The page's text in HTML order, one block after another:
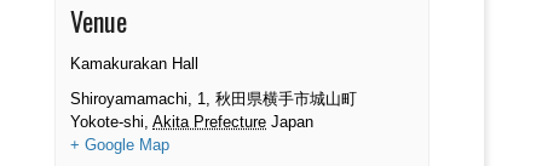
Venue
Kamakurakan Hall
Shiroyamamachi, 1, 秋田県横手市城山町
Yokote-shi, Akita Prefecture Japan
+ Google Map